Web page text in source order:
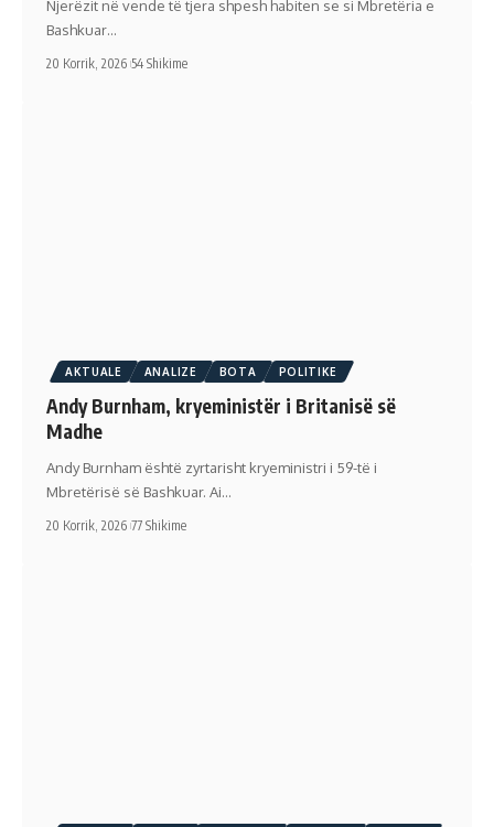
Njerëzit në vende të tjera shpesh habiten se si Mbretëria e
Bashkuar…
20 Korrik, 2026 54 Shikime
AKTUALE ANALIZE BOTA POLITIKE
Andy Burnham, kryeministër i Britanisë së
Madhe
Andy Burnham është zyrtarisht kryeministri i 59-të i
Mbretërisë së Bashkuar. Ai…
20 Korrik, 2026 77 Shikime